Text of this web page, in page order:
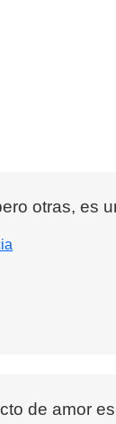
otras, es
de amor